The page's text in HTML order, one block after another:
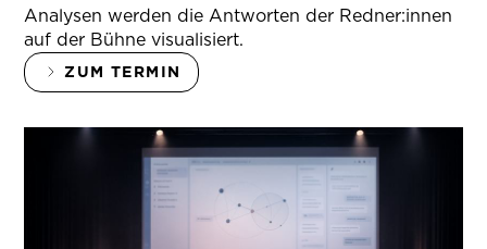
Analysen werden die Antworten der Redner:innen
auf der Bühne visualisiert.
ZUM TERMIN